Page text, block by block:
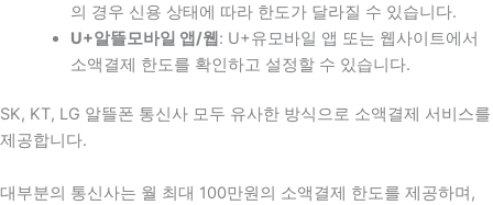
의 경우 신용 상태에 따라 한도가 달라질 수 있습니다.
U+알뜰모바일 앱/웹 : U+유모바일 앱 또는 웹사이트에서
소액결제 한도를 확인하고 설정할 수 있습니다.
SK, KT, LG 알뜰폰 통신사 모두 유사한 방식으로 소액결제 서비스를
제공합니다.
대부분의 통신사는 월 최대 100만원의 소액결제 한도를 제공하며,